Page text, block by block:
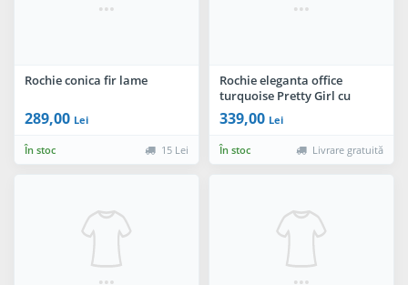
Rochie conica fir lame
289,00 Lei
În stoc 15 Lei
Rochie eleganta office
turquoise Pretty Girl cu
nasturi aurii
339,00 Lei
În stoc Livrare gratuită